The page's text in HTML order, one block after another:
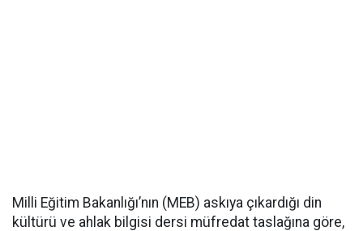
Milli Eğitim Bakanlığı’nın (MEB) askıya çıkardığı din
kültürü ve ahlak bilgisi dersi müfredat taslağına göre,